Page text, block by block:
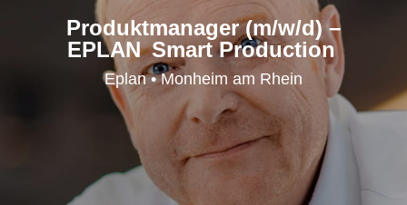
Produktmanager (m/w/d) –
EPLAN Smart Production
Eplan • Monheim am Rhein